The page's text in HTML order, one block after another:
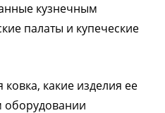
кузнечным
палаты и купеческие
ковка, какие изделия ее
оборудовании